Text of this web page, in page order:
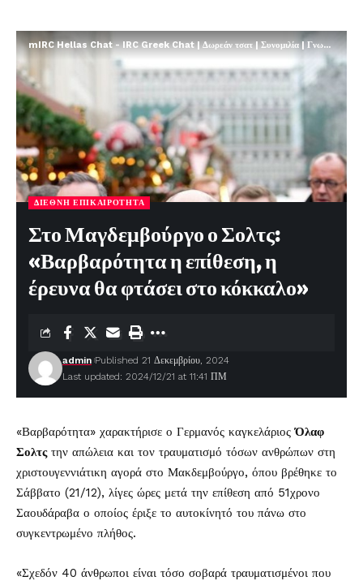
mIRC Hellas Chat - IRC Greek Chat | Δωρεάν τσατ | Συνομιλία | Γνωριμίες | FREE
ΔΙΕΘΝΉ ΕΠΙΚΑΙΡΌΤΗΤΑ
Στο Μαγδεμβούργο ο Σολτς:
«Βαρβαρότητα η επίθεση, η
έρευνα θα φτάσει στο κόκκαλο»
Last updated: 2024/12/21 at 11:41 ΠΜ
admin Published 21 Δεκεμβρίου, 2024
«Βαρβαρότητα» χαρακτήρισε ο Γερμανός καγκελάριοςΌλαφ
Σολτςτην απώλεια και τον τραυματισμό τόσων ανθρώπων στη
χριστουγεννιάτικη αγορά στο Μακδεμβούργο, όπου βρέθηκε το
Σάββατο (21/12), λίγες ώρες μετά την επίθεση από 51χρονο
Σαουδάραβα ο οποίος έριξε το αυτοκίνητό του πάνω στο
συγκεντρωμένο πλήθος.
«Σχεδόν 40 άνθρωποι είναι τόσο σοβαρά τραυματισμένοι που